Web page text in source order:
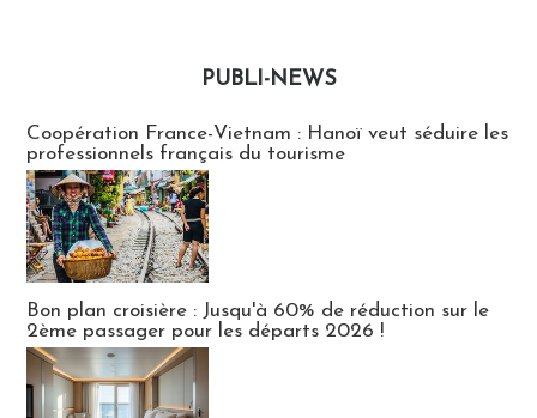
PUBLI-NEWS
Coopération France-Vietnam : Hanoï veut séduire les
professionnels français du tourisme
Bon plan croisière : Jusqu'à 60% de réduction sur le
2ème passager pour les départs 2026 !